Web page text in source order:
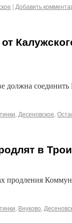
| Добавить
должна
,Десеновское,
в
продления
, Внуково,